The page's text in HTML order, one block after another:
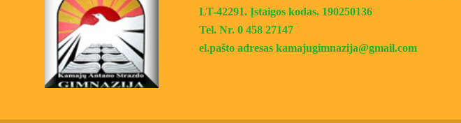
LT-42291. Įstaigos kodas. 190250136
Tel. Nr. 0 458 27147
el.pašto adresas kamajugimnazija@gmail.com